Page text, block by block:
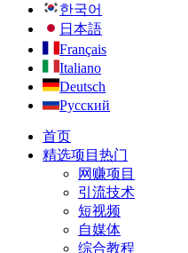
한국어
日本語
Français
Italiano
Deutsch
Русский
首页
精选项目 热门
网赚项目
引流技术
短视频
自媒体
综合教程